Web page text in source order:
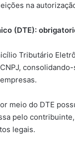
na
(DTE):
Tributário
meio do DTE
pelo
legais.